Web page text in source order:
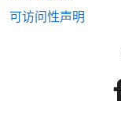
可访问性声明